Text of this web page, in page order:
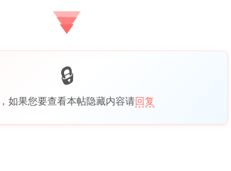
如果您要查看本帖隐藏内容请回复